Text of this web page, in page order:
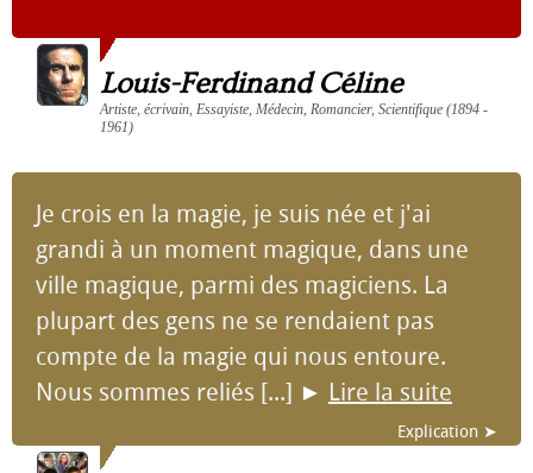
Louis-Ferdinand Céline
Artiste, écrivain, Essayiste, Médecin, Romancier, Scientifique (1894 -
1961)
Je crois en la magie, je suis née et j'ai
grandi à un moment magique, dans une
ville magique, parmi des magiciens. La
plupart des gens ne se rendaient pas
compte de la magie qui nous entoure.
Nous sommes reliés [...] ► Lire la suite
Explication ➤